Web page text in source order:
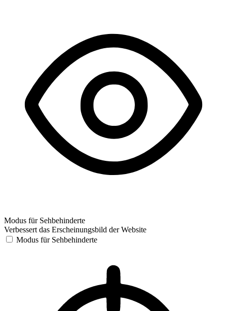
Modus für Sehbehinderte
Verbessert das Erscheinungsbild der Website
Modus für Sehbehinderte